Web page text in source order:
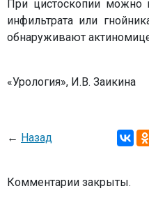
При цистоскопии можно
инфильтрата или
обнаруживают
«Урология», И.В. Заикина
← Назад
Комментарии закрыты.